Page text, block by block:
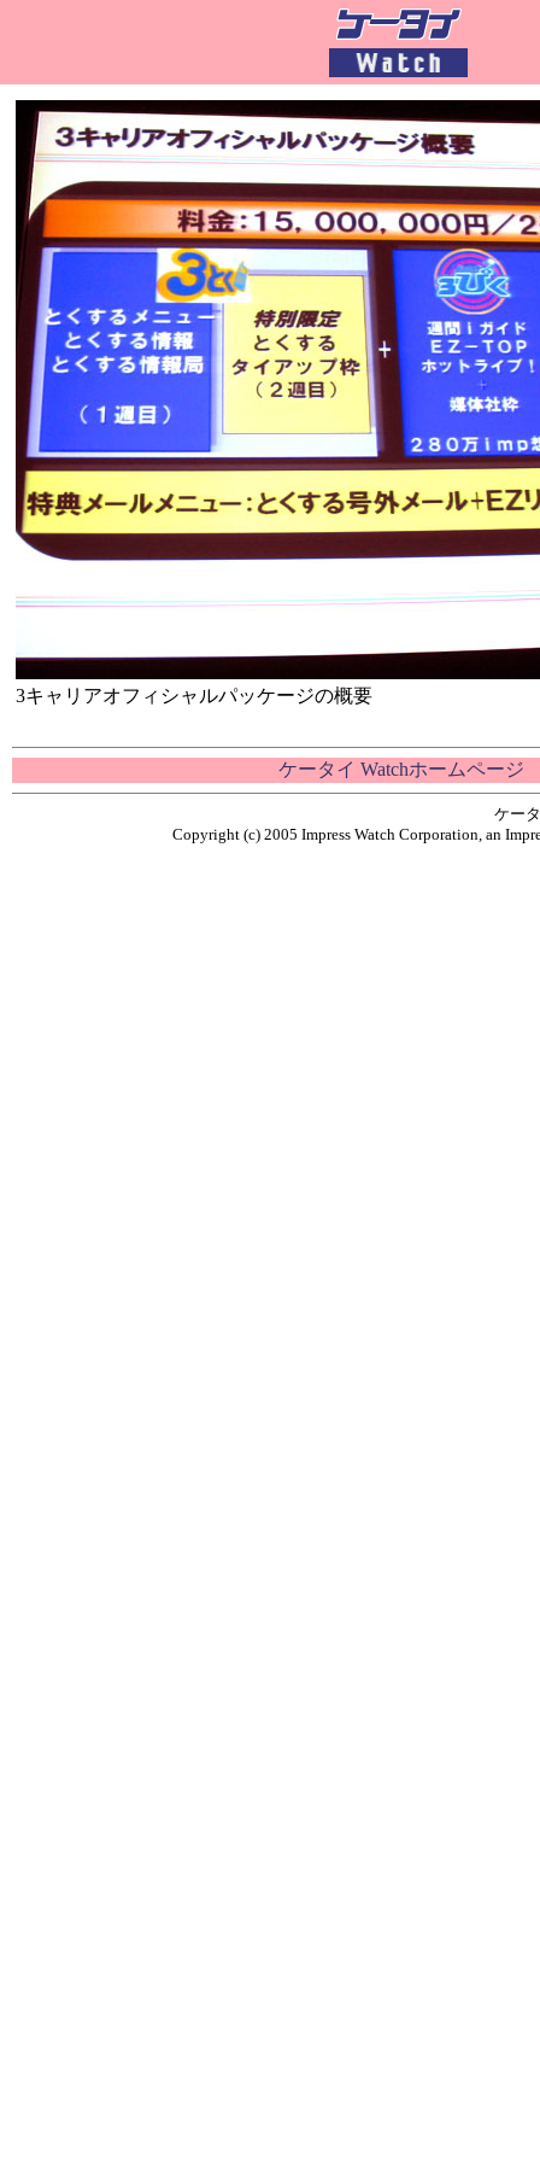
3キャリアオフィシャルパッケージの概要
ケータイ Watchホームページ
ケー
Copyright (c) 2005 Impress Watch Corporation, an